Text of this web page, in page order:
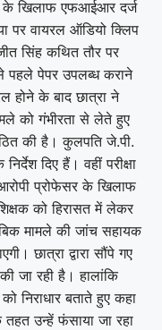
के खिलाफ एफआईआर दर्ज
पर वायरल ऑडियो क्लिप
सिंह कथित तौर पर
पहले पेपर उपलब्ध कराने
होने के बाद छात्रा ने
को गंभीरता से लेते हुए
की है। कुलपति जे.पी.
दिए हैं। वहीं परीक्षा
प्रोफेसर के खिलाफ
को हिरासत में लेकर
मामले की जांच सहायक
छात्रा द्वारा सौंपे गए
जा रही है। हालांकि
निराधार बताते हुए कहा
तहत उन्हें फंसाया जा रहा